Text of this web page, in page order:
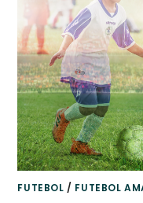
FUTEBOL / FUTEBOL